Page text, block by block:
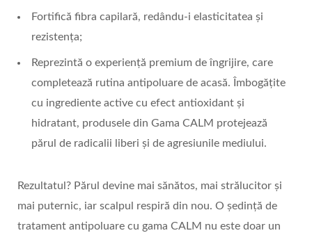
Fortifică fibra capilară, redându-i elasticitatea și
rezistența;
Reprezintă o experiență premium de îngrijire, care
completează rutina antipoluare de acasă. Îmbogățite
cu ingrediente active cu efect antioxidant și
hidratant, produsele din Gama CALM protejează
părul de radicalii liberi și de agresiunile mediului.
Rezultatul? Părul devine mai sănătos, mai strălucitor și
mai puternic, iar scalpul respiră din nou. O ședință de
tratament antipoluare cu gama CALM nu este doar un